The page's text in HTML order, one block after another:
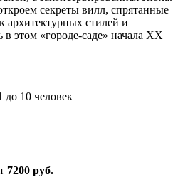
секреты вилл, спрятанные
архитектурных стилей и
этом «городе-саде» начала XX
до 10 человек
7200 руб.